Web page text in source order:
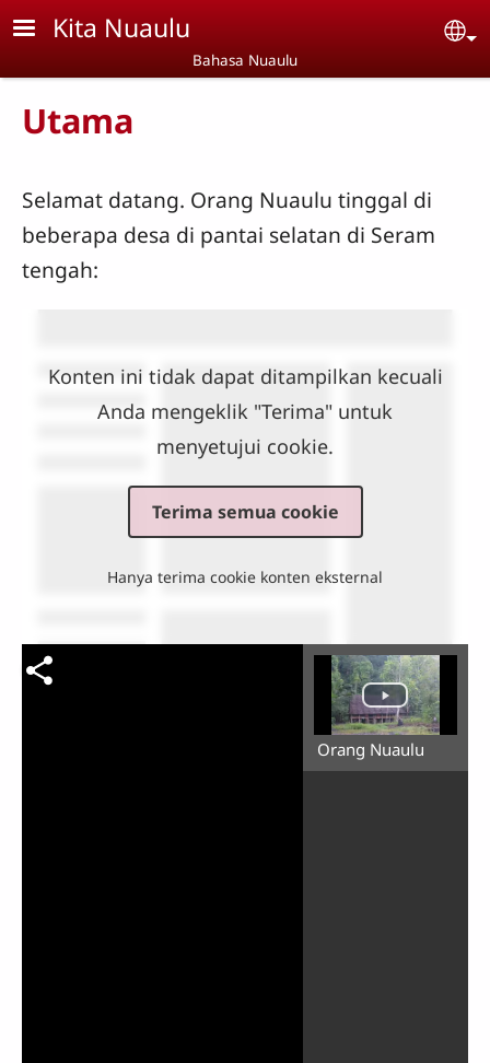
Skip to main content
Kita Nuaulu
Bahasa Nuaulu
Utama
Selamat datang. Orang Nuaulu tinggal di
beberapa desa di pantai selatan di Seram
tengah:
Konten ini tidak dapat ditampilkan kecuali
Anda mengeklik "Terima" untuk
menyetujui cookie.
Terima semua cookie
Hanya terima cookie konten eksternal
Orang Nuaulu